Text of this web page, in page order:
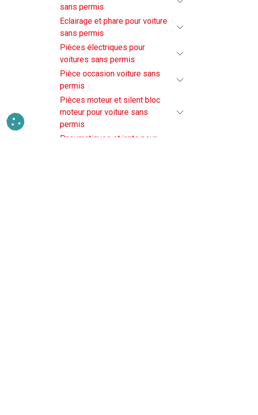
sans permis
Eclairage et phare pour voiture
sans permis
Pièces électriques pour
voitures sans permis
Pièce occasion voiture sans
permis
Pièces moteur et silent bloc
moteur pour voiture sans
permis
Pneumatiques et jante pour